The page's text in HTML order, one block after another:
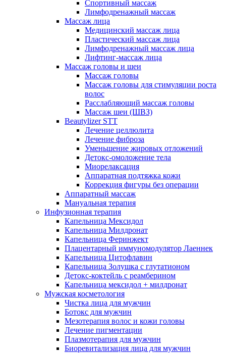
Спортивный массаж
Лимфодренажный массаж
Массаж лица
Медицинский массаж лица
Пластический массаж лица
Лимфодренажный массаж лица
Лифтинг-массаж лица
Массаж головы и шеи
Массаж головы
Массаж головы для стимуляции роста
волос
Расслабляющий массаж головы
Массаж шеи (ШВЗ)
Beautylizer STT
Лечение целлюлита
Лечение фиброза
Уменьшение жировых отложений
Детокс-омоложение тела
Миорелаксация
Аппаратная подтяжка кожи
Коррекция фигуры без операции
Аппаратный массаж
Мануальная терапия
Инфузионная терапия
Капельница Мексидол
Капельница Милдронат
Капельница Феринжект
Плацентарный иммуномодулятор Лаеннек
Капельница Цитофлавин
Капельница Золушка с глутатионом
Детокс-коктейль с реамберином
Капельница мексидол + милдронат
Мужская косметология
Чистка лица для мужчин
Ботокс для мужчин
Мезотерапия волос и кожи головы
Лечение пигментации
Плазмотерапия для мужчин
Биоревитализация лица для мужчин